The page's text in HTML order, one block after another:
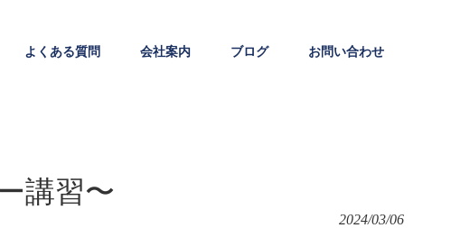
よくある質問 会社案内 ブログ お問い合わせ
講習〜
2024/03/06